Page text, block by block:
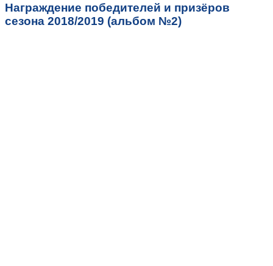
Награждение победителей и призёров
сезона 2018/2019 (альбом №2)